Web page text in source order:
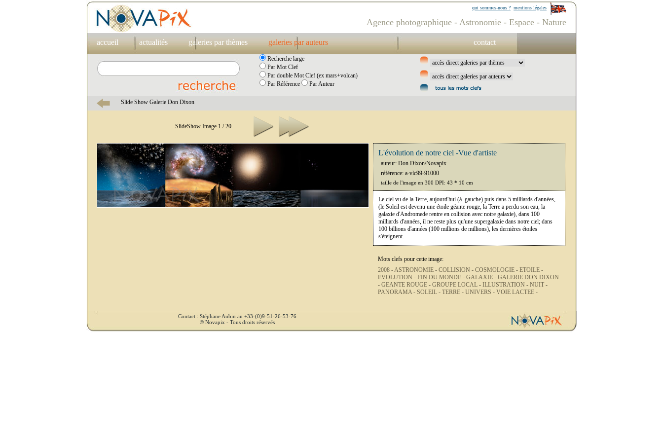
mentions légales
qui sommes-nous ?
Agence photographique - Astronomie - Espace - Nature
accueil actualités galeries par thèmes galeries par auteurs contact
Recherche large
Par Mot Clef
Par double Mot Clef (ex mars+volcan)
Par Référence
Par Auteur
Slide Show Galerie Don Dixon
SlideShow Image 1 / 20
L'évolution de notre ciel -Vue d'artiste
auteur: Don Dixon/Novapix
référence: a-vlc99-91000
taille de l'image en 300 DPI: 43 * 10 cm
Le ciel vu de la Terre, aujourd'hui (à gauche) puis dans 5 milliards d'années,
(le Soleil est devenu une étoile géante rouge, la Terre a perdu son eau, la
galaxie d'Andromede rentre en collision avec notre galaxie), dans 100
milliards d'années, il ne reste plus qu'une supergalaxie dans notre ciel; dans
100 billions d'années (100 millions de millions), les dernières étoiles
s'éteignent.
Mots clefs pour cette image:
2008 -ASTRONOMIE - COLLISION - COSMOLOGIE - ETOILE -
EVOLUTION - FIN DU MONDE - GALAXIE - GALERIE DON DIXON
- GEANTE ROUGE - GROUPE LOCAL - ILLUSTRATION - NUIT -
PANORAMA - SOLEIL - TERRE - UNIVERS - VOIE LACTEE -
Contact : Stéphane Aubin au +33-(0)9-51-26-53-76
© Novapix - Tous droits réservés